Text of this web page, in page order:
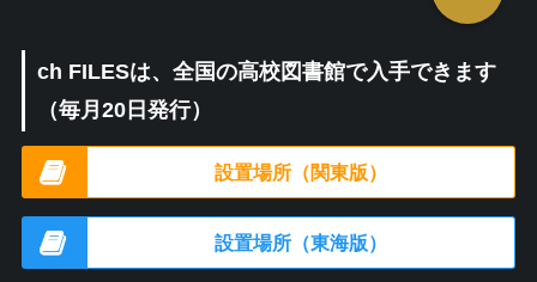
ch FILESは、全国の高校図書館で入手できます
（毎月20日発行）
設置場所（関東版）
設置場所（東海版）